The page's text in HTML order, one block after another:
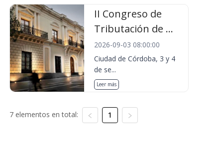
II Congreso de
Tributación de ...
2026-09-03 08:00:00
Ciudad de Córdoba, 3 y 4
de se...
Leer más
7 elementos en total: 1